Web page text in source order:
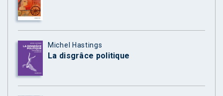
Michel Hastings
La disgrâce politique